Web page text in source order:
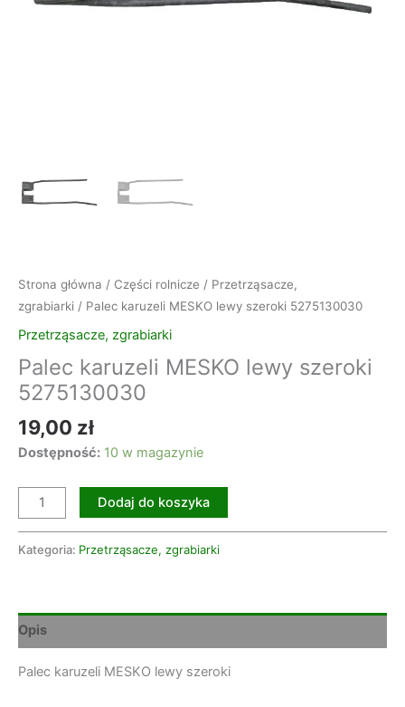
Strona główna / Części rolnicze / Przetrząsacze,
zgrabiarki / Palec karuzeli MESKO lewy szeroki 5275130030
Przetrząsacze, zgrabiarki
Palec karuzeli MESKO lewy szeroki
5275130030
19,00 zł
Dostępność: 10 w magazynie
Dodaj do koszyka
Kategoria: Przetrząsacze, zgrabiarki
Opis
Palec karuzeli MESKO lewy szeroki